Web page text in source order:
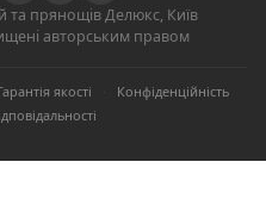
та прянощів Делюкс, Київ
авторським правом
якості
Конфіденційність